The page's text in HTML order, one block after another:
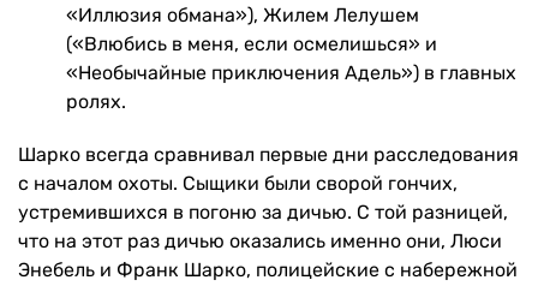
«Иллюзия обмана»), Жилем Лелушем
(«Влюбись в меня, если осмелишься» и
«Необычайные приключения Адель») в главных
ролях.
Шарко всегда сравнивал первые дни расследования
с началом охоты. Сыщики были сворой гончих,
устремившихся в погоню за дичью. С той разницей,
что на этот раз дичью оказались именно они, Люси
Энебель и Франк Шарко, полицейские с набережной